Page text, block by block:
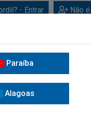
- Entrar Não
DISPLAY COM 16 UNIDADES
Paraíba
Alagoas